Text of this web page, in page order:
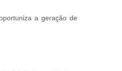
a geração de